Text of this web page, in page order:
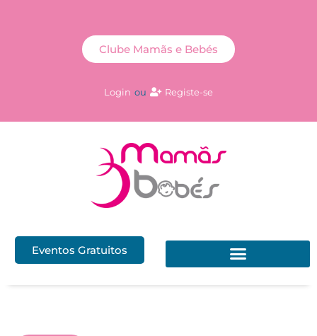
Login ou Registe-se
Clube Mamãs e Bebés
Eventos Gratuitos